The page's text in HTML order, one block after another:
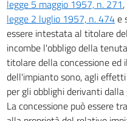
legge 5 maggio 1957, n. 271
legge 2 luglio 1957, n. 474e
essere intestata al titolare
incombe l'obbligo della
titolare della concessione
dell'impianto sono, agli
per gli obblighi derivanti
La concessione può essere